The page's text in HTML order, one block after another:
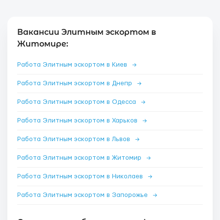
Вакансии Элитным эскортом в
Житомире:
Работа Элитным эскортом в Киев →
Работа Элитным эскортом в Днепр →
Работа Элитным эскортом в Одесса →
Работа Элитным эскортом в Харьков →
Работа Элитным эскортом в Львов →
Работа Элитным эскортом в Житомир →
Работа Элитным эскортом в Николаев →
Работа Элитным эскортом в Запорожье →